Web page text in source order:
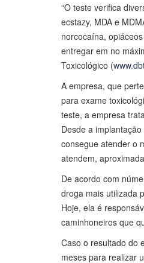
“O teste verifica
ecstazy, MDA e
norcocaína,
entregar em no
Toxicológico (
A empresa, que
para exame
teste, a empresa
Desde a
consegue atender o
atendem,
De acordo com
droga mais utilizada
Hoje, ela é
caminhoneiros que
Caso o resultado do
meses para realizar